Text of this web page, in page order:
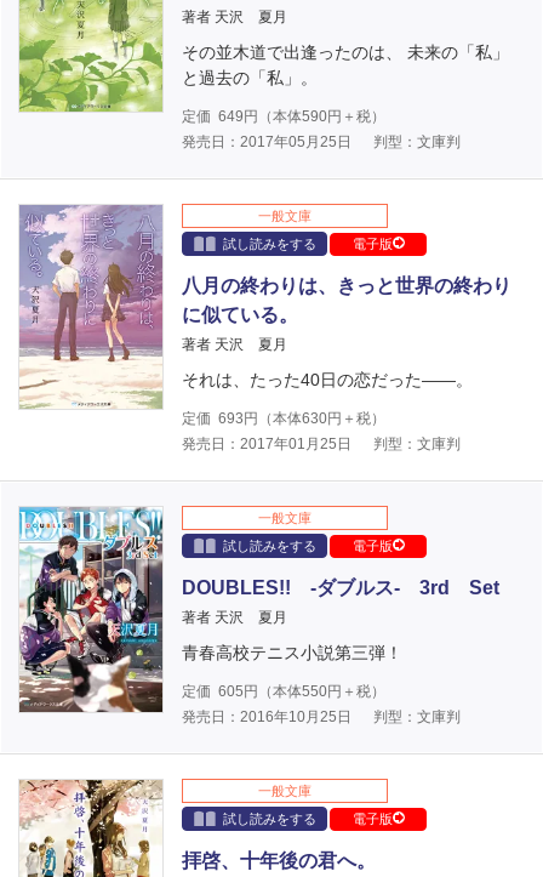
著者 天沢 夏月
その並木道で出逢ったのは、 未来の「私」
と過去の「私」。
定価 649 円（本体590円＋税）
発売日：2017年05月25日
判型：文庫判
一般文庫
試し読みをする
電子版
八月の終わりは、きっと世界の終わり
に似ている。
著者 天沢 夏月
それは、たった40日の恋だった――。
定価 693 円（本体630円＋税）
発売日：2017年01月25日
判型：文庫判
一般文庫
試し読みをする
電子版
DOUBLES!! -ダブルス- 3rd Set
著者 天沢 夏月
青春高校テニス小説第三弾！
定価 605 円（本体550円＋税）
発売日：2016年10月25日
判型：文庫判
一般文庫
試し読みをする
電子版
拝啓、十年後の君へ。